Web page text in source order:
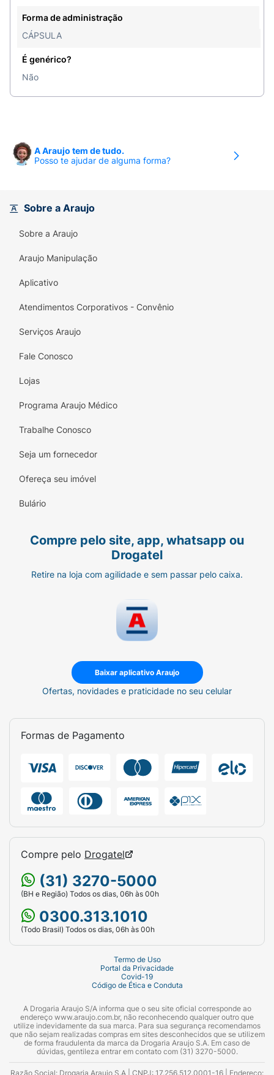
Forma de administração
CÁPSULA
É genérico?
Não
A Araujo tem de tudo.
Posso te ajudar de alguma forma?
Sobre a Araujo
Sobre a Araujo
Araujo Manipulação
Aplicativo
Atendimentos Corporativos - Convênio
Serviços Araujo
Fale Conosco
Lojas
Programa Araujo Médico
Trabalhe Conosco
Seja um fornecedor
Ofereça seu imóvel
Bulário
Compre pelo site, app, whatsapp ou
Drogatel
Retire na loja com agilidade e sem passar pelo caixa.
Baixar aplicativo Araujo
Ofertas, novidades e praticidade no seu celular
Formas de Pagamento
Compre pelo Drogatel
(31) 3270-5000
(BH e Região) Todos os dias, 06h às 00h
0300.313.1010
(Todo Brasil) Todos os dias, 06h às 00h
Termo de Uso
Portal da Privacidade
Covid-19
Código de Ética e Conduta
A Drogaria Araujo S/A informa que o seu site oficial corresponde ao
endereço www.araujo.com.br, não reconhecendo qualquer outro que
utilize indevidamente da sua marca. Para sua segurança recomendamos
que não sejam realizadas compras em sites desconhecidos que se utilizem
de forma fraudulenta da marca da Drogaria Araujo S.A. Em caso de
dúvidas, gentileza entrar em contato com (31) 3270-5000.
Razão Social: Drogaria Araujo S.A | CNPJ: 17.256.512.0001-16 | Endereço: